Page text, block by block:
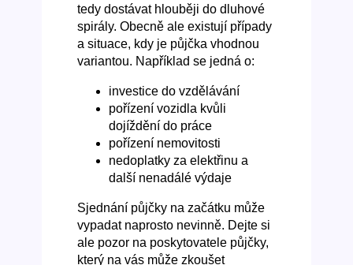
tedy dostávat hlouběji do dluhové
spirály. Obecně ale existují případy
a situace, kdy je půjčka vhodnou
variantou. Například se jedná o:
investice do vzdělávání
pořízení vozidla kvůli
dojíždění do práce
pořízení nemovitosti
nedoplatky za elektřinu a
další nenadálé výdaje
Sjednání půjčky na začátku může
vypadat naprosto nevinně. Dejte si
ale pozor na poskytovatele půjčky,
který na vás může zkoušet